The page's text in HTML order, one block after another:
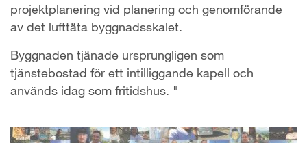
projektplanering vid planering och genomförande
av det lufttäta byggnadsskalet.
Byggnaden tjänade ursprungligen som
tjänstebostad för ett intilliggande kapell och
används idag som fritidshus. "